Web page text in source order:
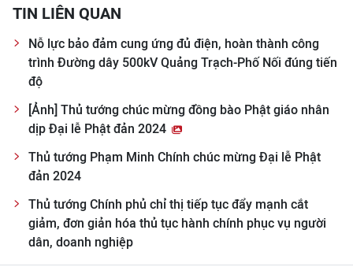
TIN LIÊN QUAN
Nỗ lực bảo đảm cung ứng đủ điện, hoàn thành công
trình Đường dây 500kV Quảng Trạch-Phố Nối đúng tiến
độ
[Ảnh] Thủ tướng chúc mừng đồng bào Phật giáo nhân
dịp Đại lễ Phật đản 2024
Thủ tướng Phạm Minh Chính chúc mừng Đại lễ Phật
đản 2024
Thủ tướng Chính phủ chỉ thị tiếp tục đẩy mạnh cắt
giảm, đơn giản hóa thủ tục hành chính phục vụ người
dân, doanh nghiệp